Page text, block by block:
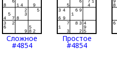
Сложное
#4854
Простое
#4854